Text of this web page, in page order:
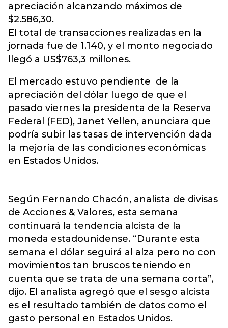
apreciación alcanzando máximos de
$2.586,30.
El total de transacciones realizadas en la
jornada fue de 1.140, y el monto negociado
llegó a US$763,3 millones.
El mercado estuvo pendiente de la
apreciación del dólar luego de que el
pasado viernes la presidenta de la Reserva
Federal (FED), Janet Yellen, anunciara que
podría subir las tasas de intervención dada
la mejoría de las condiciones económicas
en Estados Unidos.
Según Fernando Chacón, analista de divisas
de Acciones & Valores, esta semana
continuará la tendencia alcista de la
moneda estadounidense. “Durante esta
semana el dólar seguirá al alza pero no con
movimientos tan bruscos teniendo en
cuenta que se trata de una semana corta”,
dijo. El analista agregó que el sesgo alcista
es el resultado también de datos como el
gasto personal en Estados Unidos.